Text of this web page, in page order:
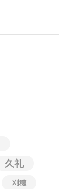
久礼
刈穂